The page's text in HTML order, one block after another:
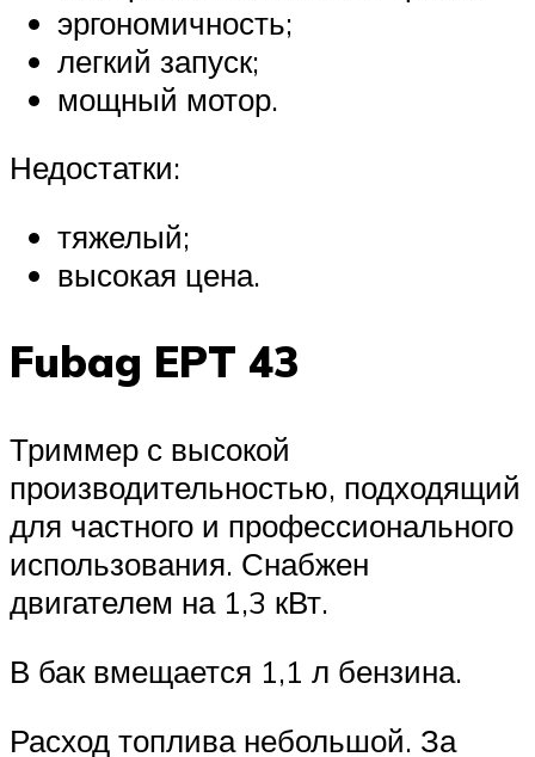
эргономичность;
легкий запуск;
мощный мотор.
Недостатки:
тяжелый;
высокая цена.
Fubag EPT 43
Триммер с высокой
производительностью, подходящий
для частного и профессионального
использования. Снабжен
двигателем на 1,3 кВт.
В бак вмещается 1,1 л бензина.
Расход топлива небольшой. За